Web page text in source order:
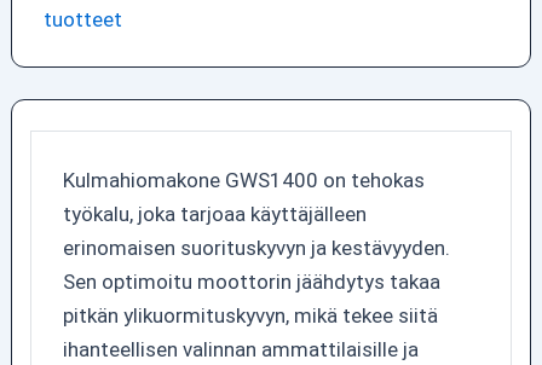
tuotteet
Kulmahiomakone GWS1400 on tehokas
työkalu, joka tarjoaa käyttäjälleen
erinomaisen suorituskyvyn ja kestävyyden.
Sen optimoitu moottorin jäähdytys takaa
pitkän ylikuormituskyvyn, mikä tekee siitä
ihanteellisen valinnan ammattilaisille ja